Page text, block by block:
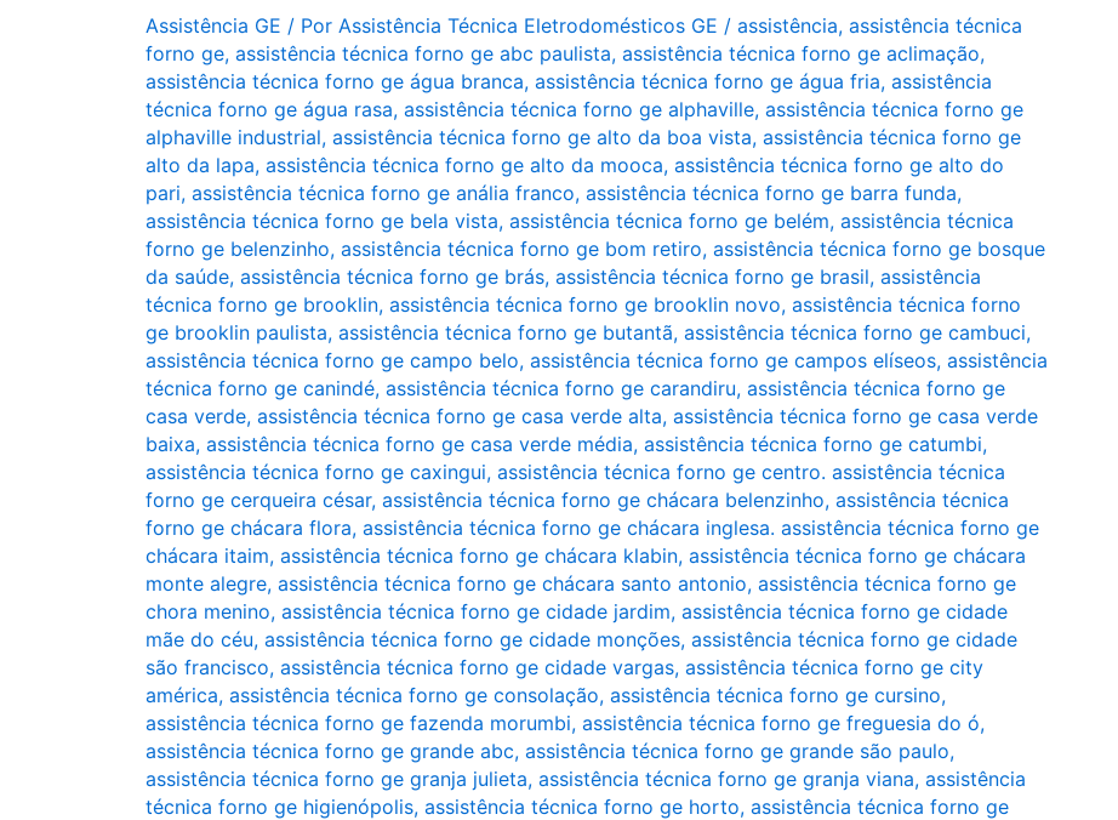
Assistência GE / Por Assistência Técnica Eletrodomésticos GE / assistência, assistência técnica
forno ge, assistência técnica forno ge abc paulista, assistência técnica forno ge aclimação,
assistência técnica forno ge água branca, assistência técnica forno ge água fria, assistência
técnica forno ge água rasa, assistência técnica forno ge alphaville, assistência técnica forno ge
alphaville industrial, assistência técnica forno ge alto da boa vista, assistência técnica forno ge
alto da lapa, assistência técnica forno ge alto da mooca, assistência técnica forno ge alto do
pari, assistência técnica forno ge anália franco, assistência técnica forno ge barra funda,
assistência técnica forno ge bela vista, assistência técnica forno ge belém, assistência técnica
forno ge belenzinho, assistência técnica forno ge bom retiro, assistência técnica forno ge bosque
da saúde, assistência técnica forno ge brás, assistência técnica forno ge brasil, assistência
técnica forno ge brooklin, assistência técnica forno ge brooklin novo, assistência técnica forno
ge brooklin paulista, assistência técnica forno ge butantã, assistência técnica forno ge cambuci,
assistência técnica forno ge campo belo, assistência técnica forno ge campos elíseos, assistência
técnica forno ge canindé, assistência técnica forno ge carandiru, assistência técnica forno ge
casa verde, assistência técnica forno ge casa verde alta, assistência técnica forno ge casa verde
baixa, assistência técnica forno ge casa verde média, assistência técnica forno ge catumbi,
assistência técnica forno ge caxingui, assistência técnica forno ge centro. assistência técnica
forno ge cerqueira césar, assistência técnica forno ge chácara belenzinho, assistência técnica
forno ge chácara flora, assistência técnica forno ge chácara inglesa. assistência técnica forno ge
chácara itaim, assistência técnica forno ge chácara klabin, assistência técnica forno ge chácara
monte alegre, assistência técnica forno ge chácara santo antonio, assistência técnica forno ge
chora menino, assistência técnica forno ge cidade jardim, assistência técnica forno ge cidade
mãe do céu, assistência técnica forno ge cidade monções, assistência técnica forno ge cidade
são francisco, assistência técnica forno ge cidade vargas, assistência técnica forno ge city
américa, assistência técnica forno ge consolação, assistência técnica forno ge cursino,
assistência técnica forno ge fazenda morumbi, assistência técnica forno ge freguesia do ó,
assistência técnica forno ge grande abc, assistência técnica forno ge grande são paulo,
assistência técnica forno ge granja julieta, assistência técnica forno ge granja viana, assistência
técnica forno ge higienópolis, assistência técnica forno ge horto, assistência técnica forno ge